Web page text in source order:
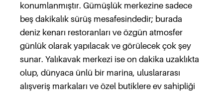
konumlanmıştır. Gümüşlük merkezine sadece
beş dakikalık sürüş mesafesindedir; burada
deniz kenarı restoranları ve özgün atmosfer
günlük olarak yapılacak ve görülecek çok şey
sunar. Yalıkavak merkezi ise on dakika uzaklıkta
olup, dünyaca ünlü bir marina, uluslararası
alışveriş markaları ve özel butiklere ev sahipliği